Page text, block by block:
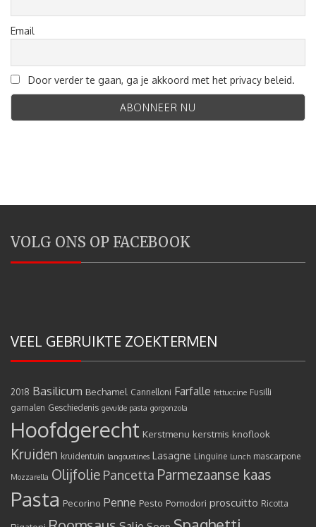
Email
Door verder te gaan, ga je akkoord met het privacy beleid.
VOLG ONS OP FACEBOOK
VEEL GEBRUIKTE ZOEKTERMEN
2018 Basilicum Bechamel Cannelloni Farfalle fettuccine Fusilli
garnalen Geschiedenis gevulde pasta gorgonzola
Hoofdgerecht Kerstmenu kerstmis knoflook
Kruiden kruidentuin langoustines Lasagne Linguine Lunch mascarpone
Mozzarella Olijfolie Pancetta Parmezaanse kaas
Pasta Pecorino Penne Pesto Pomodori proscuitto Ricotta